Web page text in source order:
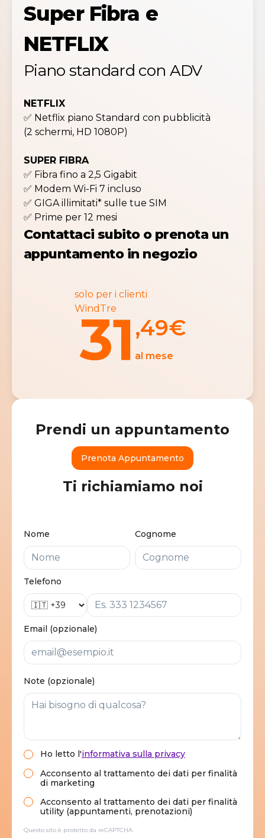
Super Fibra e
NETFLIX
Piano standard con ADV
NETFLIX
✅ Netflix piano Standard con pubblicità
(2 schermi, HD 1080P)
SUPER FIBRA
✅ Fibra fino a 2,5 Gigabit
✅ Modem Wi-Fi 7 incluso
✅ GIGA illimitati* sulle tue SIM
✅ Prime per 12 mesi
Contattaci subito o prenota un
appuntamento in negozio
solo per i clienti
WindTre
31 ,49€
al mese
Prendi un appuntamento
Prenota Appuntamento
Ti richiamiamo noi
Nome Cognome
Telefono
Email (opzionale)
Note (opzionale)
Ho letto l'informativa sulla privacy
Acconsento al trattamento dei dati per finalità
di marketing
Acconsento al trattamento dei dati per finalità
utility (appuntamenti, prenotazioni)
Questo sito è protetto da reCAPTCHA.